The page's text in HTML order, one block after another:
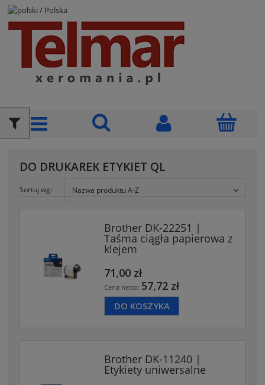
DO DRUKAREK ETYKIET QL
Sortuj wg: Nazwa produktu A-Z
Brother DK-22251 |
Taśma ciągła papierowa z
klejem
71,00 zł
Cena netto: 57,72 zł
DO KOSZYKA
Brother DK-11240 |
Etykiety uniwersalne